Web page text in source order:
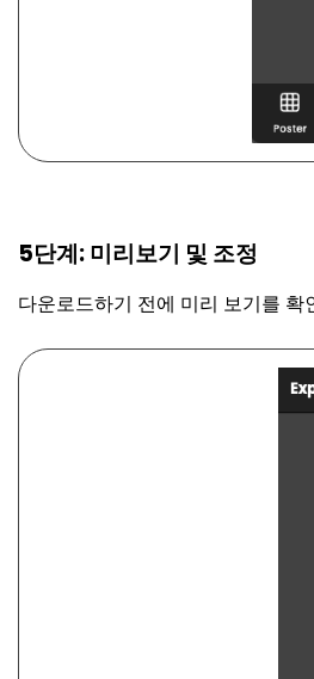
5단계: 미리보기 및 조정
다운로드하기 전에 미리 보기를